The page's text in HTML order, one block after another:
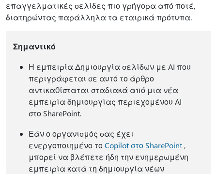
επαγγελματικές σελίδες πιο γρήγορα από ποτέ,
διατηρώντας παράλληλα τα εταιρικά πρότυπα.
Σημαντικό
Η εμπειρία Δημιουργία σελίδων με AI που
περιγράφεται σε αυτό το άρθρο
αντικαθίσταται σταδιακά από μια νέα
εμπειρία δημιουργίας περιεχομένου AI
στο SharePoint.
Εάν ο οργανισμός σας έχει
ενεργοποιημένο τοCopilot στο SharePoint,
μπορεί να βλέπετε ήδη την ενημερωμένη
εμπειρία κατά τη δημιουργία νέων